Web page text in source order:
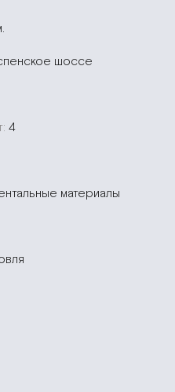
шоссе
4
материалы